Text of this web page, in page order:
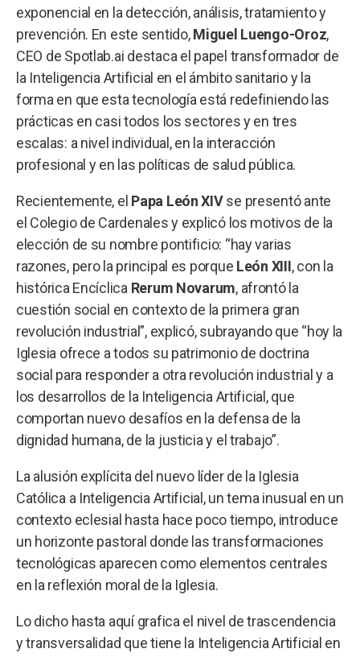
exponencial en la detección, análisis, tratamiento y
prevención. En este sentido,Miguel Luengo-Oroz,
CEO de Spotlab.ai destaca el papel transformador de
la Inteligencia Artificial en el ámbito sanitario y la
forma en que esta tecnología está redefiniendo las
prácticas en casi todos los sectores y en tres
escalas: a nivel individual, en la interacción
profesional y en las políticas de salud pública.
Recientemente, el Papa León XIVse presentó ante
el Colegio de Cardenales y explicó los motivos de la
elección de su nombre pontificio: “hay varias
razones, pero la principal es porque León XIII, con la
histórica Encíclica Rerum Novarum, afrontó la
cuestión social en contexto de la primera gran
revolución industrial”, explicó, subrayando que “hoy la
Iglesia ofrece a todos su patrimonio de doctrina
social para responder a otra revolución industrial y a
los desarrollos de la Inteligencia Artificial, que
comportan nuevo desafíos en la defensa de la
dignidad humana, de la justicia y el trabajo”.
La alusión explícita del nuevo líder de la Iglesia
Católica a Inteligencia Artificial, un tema inusual en un
contexto eclesial hasta hace poco tiempo, introduce
un horizonte pastoral donde las transformaciones
tecnológicas aparecen como elementos centrales
en la reflexión moral de la Iglesia.
Lo dicho hasta aquí grafica el nivel de trascendencia
y transversalidad que tiene la Inteligencia Artificial en